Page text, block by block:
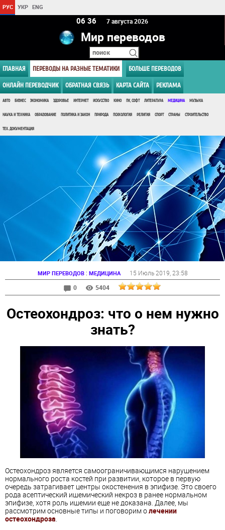
РУС УКР ENG
06:36 7 августа 2026
Мир переводов
ГЛАВНАЯ ПЕРЕВОДЫ НА РАЗНЫЕ ТЕМАТИКИ БОЛЬШЕ ПЕРЕВОДОВ
ОНЛАЙН ПЕРЕВОДЧИК ОБРАТНАЯ СВЯЗЬ КАРТА САЙТА РЕКЛАМА
АВТО БИЗНЕС ЭКОНОМИКА ЗДОРОВЬЕ ИНТЕРНЕТ ИСКУССТВО КИНО ПК, СОФТ ЛИТЕРАТУРА МЕДИЦИНА МУЗЫКА
НАУКА И ТЕХНИКА ОБРАЗОВАНИЕ ПОЛИТИКА И ЗАКОН ПРИРОДА ПСИХОЛОГИЯ РЕЛИГИЯ СПОРТ СТРАНЫ СТРОИТЕЛЬСТВО
ТЕХ. ДОКУМЕНТАЦИЯ
МИР ПЕРЕВОДОВ: МЕДИЦИНА 15 Июль 2019 , 23:58
0
5404
Остеохондроз: что о нем нужно
знать?
Остеохондроз является самоограничивающимся нарушением
нормального роста костей при развитии, которое в первую
очередь затрагивает центры окостенения в эпифизе. Это своего
рода асептический ишемический некроз в ранее нормальном
эпифизе, хотя роль ишемии еще не доказана. Далее, мы
рассмотрим основные типы и поговорим олечении
остеохондроза.